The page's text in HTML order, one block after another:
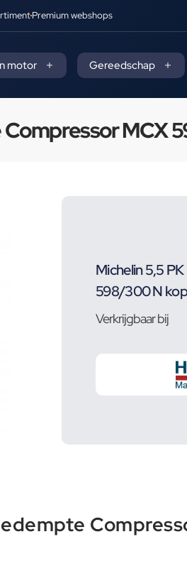
Premium webshops
motor Gereedschap
MCX
Michelin 5,5
598/300 N
Verkrijgbaar bij